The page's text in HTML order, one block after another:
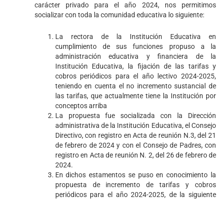
carácter privado para el año 2024, nos permitimos
socializar con toda la comunidad educativa lo siguiente:
La rectora de la Institución Educativa en
cumplimiento de sus funciones propuso a la
administración educativa y financiera de la
Institución Educativa, la fijación de las tarifas y
cobros periódicos para el año lectivo 2024-2025,
teniendo en cuenta el no incremento sustancial de
las tarifas, que actualmente tiene la Institución por
conceptos arriba
La propuesta fue socializada con la Dirección
administrativa de la Institución Educativa, el Consejo
Directivo, con registro en Acta de reunión N.3, del 21
de febrero de 2024 y con el Consejo de Padres, con
registro en Acta de reunión N. 2, del 26 de febrero de
2024.
En dichos estamentos se puso en conocimiento la
propuesta de incremento de tarifas y cobros
periódicos para el año 2024-2025, de la siguiente